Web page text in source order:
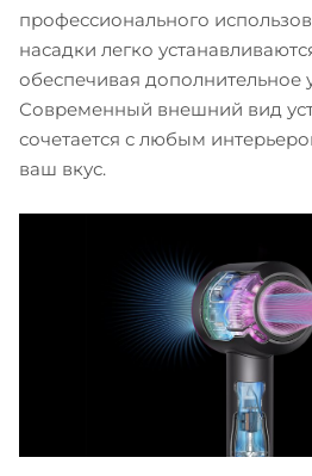
профессионального
насадки легко
обеспечивая дополнительное
Современный внешний вид
сочетается с любым
ваш вкус.